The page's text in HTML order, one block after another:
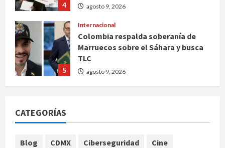
4 agosto 9, 2026
5
Internacional
Colombia respalda soberanía de
Marruecos sobre el Sáhara y busca
TLC
agosto 9, 2026
CATEGORÍAS
Blog CDMX Ciberseguridad
Cine